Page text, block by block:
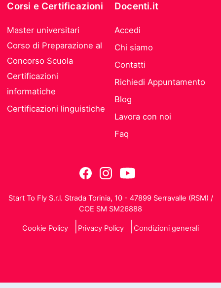
Corsi e Certificazioni
Master universitari
Corso di Preparazione al
Concorso Scuola
Certificazioni
informatiche
Certificazioni linguistiche
Docenti.it
Accedi
Chi siamo
Contatti
Richiedi Appuntamento
Blog
Lavora con noi
Faq
Start To Fly S.r.l. Strada Torinia, 10 - 47899 Serravalle (RSM) /
COE SM SM26888
Cookie Policy Privacy Policy Condizioni generali